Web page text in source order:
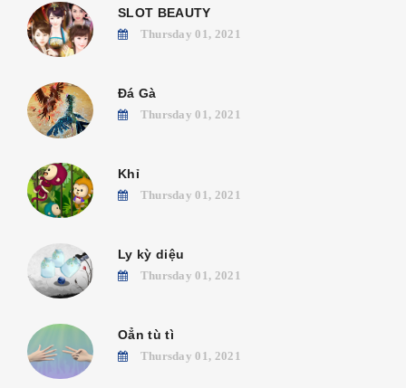
SLOT BEAUTY
Thursday 01, 2021
Đá Gà
Thursday 01, 2021
Khỉ
Thursday 01, 2021
Ly kỳ diệu
Thursday 01, 2021
Oẳn tù tì
Thursday 01, 2021